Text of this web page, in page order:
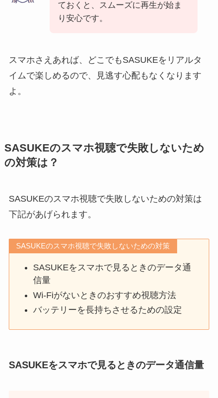
ておくと、スムーズに再生が始ま
り安心です。
スマホさえあれば、どこでもSASUKEをリアルタ
イムで楽しめるので、見逃す心配もなくなります
よ。
SASUKEのスマホ視聴で失敗しないため
の対策は？
SASUKEのスマホ視聴で失敗しないための対策は
下記があげられます。
SASUKEのスマホ視聴で失敗しないための対策
SASUKEをスマホで見るときのデータ通
信量
Wi-Fiがないときのおすすめ視聴方法
バッテリーを長持ちさせるための設定
SASUKEをスマホで見るときのデータ通信量